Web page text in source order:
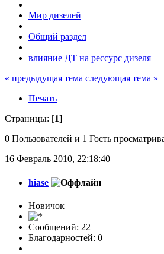
Мир дизелей
Общий раздел
влияние ДТ на рессурс дизеля
« предыдущая тема следующая тема »
Печать
Страницы: [1]
0 Пользователей и 1 Гость
16 Февраль 2010, 22:18:40
hiase
Новичок
Сообщений: 22
Благодарностей: 0